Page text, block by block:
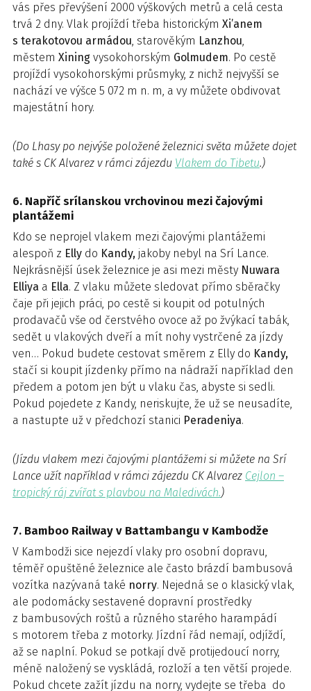
vás přes převýšení 2000 výškových metrů a celá cesta
trvá 2 dny. Vlak projíždí třeba historickým Xi’anem
s terakotovou armádou, starověkým Lanzhou,
městem Xining vysokohorským Golmudem. Po cestě
projíždí vysokohorskými průsmyky, z nichž nejvyšší se
nachází ve výšce 5 072 m n. m, a vy můžete obdivovat
majestátní hory.
(Do Lhasy po nejvýše položené železnici světa můžete dojet
také s CK Alvarez v rámci zájezdu Vlakem do Tibetu.)
6. Napříč srílanskou vrchovinou mezi čajovými
plantážemi
Kdo se neprojel vlakem mezi čajovými plantážemi
alespoň z Elly do Kandy, jakoby nebyl na Srí Lance.
Nejkrásnější úsek železnice je asi mezi městy Nuwara
Elliya a Ella. Z vlaku můžete sledovat přímo sběračky
čaje při jejich práci, po cestě si koupit od potulných
prodavačů vše od čerstvého ovoce až po žvýkací tabák,
sedět u vlakových dveří a mít nohy vystrčené za jízdy
ven… Pokud budete cestovat směrem z Elly do Kandy,
stačí si koupit jízdenky přímo na nádraží například den
předem a potom jen být u vlaku čas, abyste si sedli.
Pokud pojedete z Kandy, neriskujte, že už se neusadíte,
a nastupte už v předchozí stanici Peradeniya.
(Jízdu vlakem mezi čajovými plantážemi si můžete na Srí
Lance užít například v rámci zájezdu CK Alvarez Cejlon –
tropický ráj zvířat s plavbou na Maledivách.)
7. Bamboo Railway v Battambangu v Kambodže
V Kambodži sice nejezdí vlaky pro osobní dopravu,
téměř opuštěné železnice ale často brázdí bambusová
vozítka nazývaná také norry. Nejedná se o klasický vlak,
ale podomácky sestavené dopravní prostředky
z bambusových roštů a různého starého harampádí
s motorem třeba z motorky. Jízdní řád nemají, odjíždí,
až se naplní. Pokud se potkají dvě protijedoucí norry,
méně naložený se vyskládá, rozloží a ten větší projede.
Pokud chcete zažít jízdu na norry, vydejte se třeba do